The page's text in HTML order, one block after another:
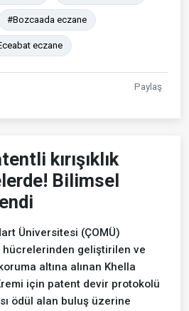
#Bozcaada eczane
eczane
Paylaş
kırışıklık
Bilimsel
Üniversitesi (ÇOMÜ)
hücrelerinden geliştirilen ve
altına alınan Khella
Kremi için patent devir protokolü
ödül alan buluş üzerine